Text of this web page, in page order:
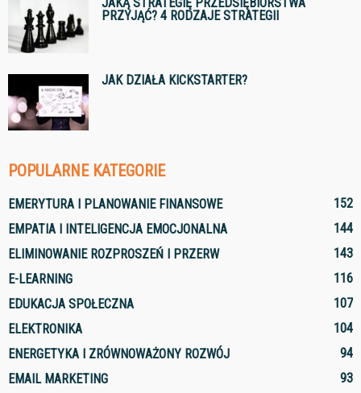
JAKĄ STRATEGIĘ PRZEDSIĘBIORSTWA
PRZYJĄĆ? 4 RODZAJE STRATEGII
JAK DZIAŁA KICKSTARTER?
POPULARNE KATEGORIE
EMERYTURA I PLANOWANIE FINANSOWE
152
EMPATIA I INTELIGENCJA EMOCJONALNA
144
ELIMINOWANIE ROZPROSZEŃ I PRZERW
143
E-LEARNING
116
EDUKACJA SPOŁECZNA
107
ELEKTRONIKA
104
ENERGETYKA I ZRÓWNOWAŻONY ROZWÓJ
94
EMAIL MARKETING
93